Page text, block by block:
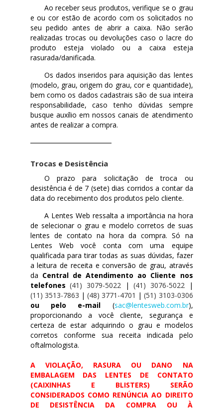
Ao receber seus produtos, verifique se o grau
e ou cor estão de acordo com os solicitados no
seu pedido antes de abrir a caixa. Não serão
realizadas trocas ou devoluções caso o lacre do
produto esteja violado ou a caixa esteja
rasurada/danificada.
Os dados inseridos para aquisição das lentes
(modelo, grau, origem do grau, cor e quantidade),
bem como os dados cadastrais são de sua inteira
responsabilidade, caso tenho dúvidas sempre
busque auxílio em nossos canais de atendimento
antes de realizar a compra.
Trocas e Desistência
O prazo para solicitação de troca ou
desistência é de 7 (sete) dias corridos a contar da
data do recebimento dos produtos pelo cliente.
A Lentes Web ressalta a importância na hora
de selecionar o grau e modelo corretos de suas
lentes de contato na hora da compra. Só na
Lentes Web você conta com uma equipe
qualificada para tirar todas as suas dúvidas, fazer
a leitura de receita e conversão de grau, através
da Central de Atendimento ao Cliente nos
telefones (41) 3079-5022|(41) 3076-5022|
(11) 3513-7863 | (48) 3771-4701 |(51) 3103-0306
ou pelo e-mail (sac@lentesweb.com.br),
proporcionando a você cliente, segurança e
certeza de estar adquirindo o grau e modelos
corretos conforme sua receita indicada pelo
oftalmologista.
A VIOLAÇÃO, RASURA OU DANO NA
EMBALAGEM DAS LENTES DE CONTATO
(CAIXINHAS E BLISTERS) SERÃO
CONSIDERADOS COMO RENÚNCIA AO DIREITO
DE DESISTÊNCIA DA COMPRA OU À